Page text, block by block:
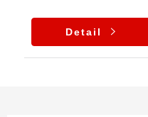
Detail